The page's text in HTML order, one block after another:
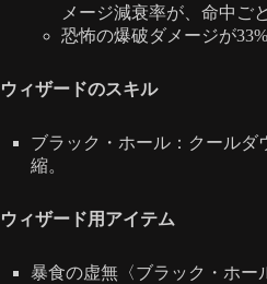
メージ減衰率が、命中ご
恐怖の爆破ダメージが33%
ウィザードのスキル
ブラック・ホール：クールダ
縮。
ウィザード用アイテム
暴食の虚無〈ブラック・ホー